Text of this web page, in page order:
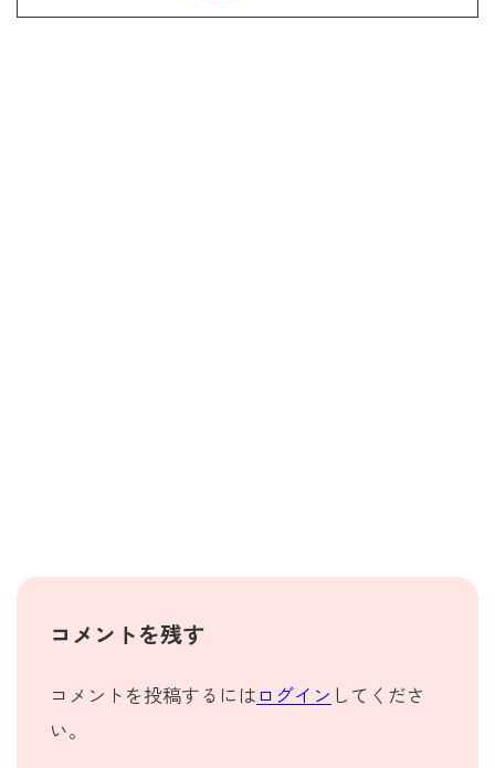
コメントを残す
コメントを投稿するには ログイン してくださ
い。